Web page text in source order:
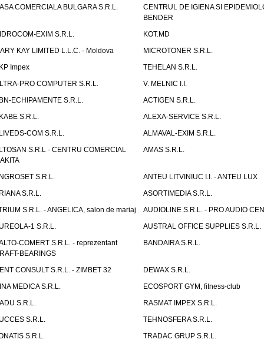
COMERCIALA BULGARA S.R.L.
CENTRUL DE IGIENA SI
BENDER
EXIM S.R.L.
KOT.MD
KAY LIMITED L.L.C. - Moldova
MICROTONER S.R.L.
Impex
TEHELAN S.R.L.
PRO COMPUTER S.R.L.
V. MELNIC I.I.
ECHIPAMENTE S.R.L.
ACTIGEN S.R.L.
S.R.L.
ALEXA-SERVICE S.R.L.
COM S.R.L.
ALMAVAL-EXIM S.R.L.
S.R.L - CENTRU COMERCIAL
AMAS S.R.L.
S.R.L.
ANTEU LITVINIUC I.I. - ANTEU LUX
S.R.L.
ASORTIMEDIA S.R.L.
S.R.L. - ANGELICA, salon de mariaj
AUDIOLINE S.R.L. - PRO AUDIO
1 S.R.L.
AUSTRAL OFFICE SUPPLIES S.R.L.
COMERT S.R.L. - reprezentant
BEARINGS
BANDAIRA S.R.L.
CONSULT S.R.L. - ZIMBET 32
DEWAX S.R.L.
MEDICA S.R.L.
ECOSPORT GYM, fitness-club
S.R.L.
RASMAT IMPEX S.R.L.
S.R.L.
TEHNOSFERA S.R.L.
S.R.L.
TRADAC GRUP S.R.L.